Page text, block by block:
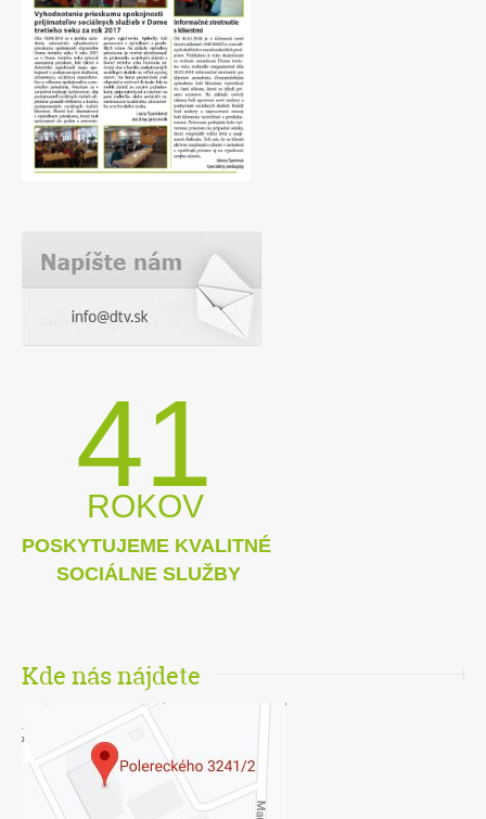
41
ROKOV
POSKYTUJEME KVALITNÉ
SOCIÁLNE SLUŽBY
Kde nás nájdete